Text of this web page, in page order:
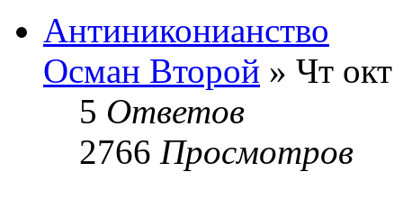
Антиниконианство
Осман Второй » Чт
5 Ответов
2766 Просмотров